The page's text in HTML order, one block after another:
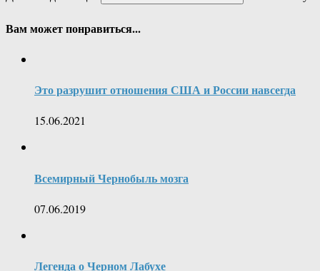
Вам может понравиться...
Это разрушит отношения США и России навсегда
15.06.2021
Всемирный Чернобыль мозга
07.06.2019
Легенда о Черном Лабухе